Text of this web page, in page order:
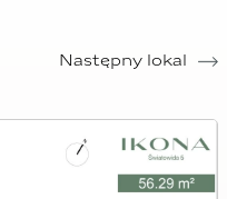
Następny lokal